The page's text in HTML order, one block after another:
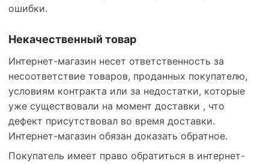
ошибки.
Некачественный товар
Интернет-магазин несет ответственность за
несоответствие товаров, проданных покупателю,
условиям контракта или за недостатки, которые
уже существовали на момент доставки , что
дефект присутствовал во время доставки.
Интернет-магазин обязан доказать обратное.
Покупатель имеет право обратиться в интернет-